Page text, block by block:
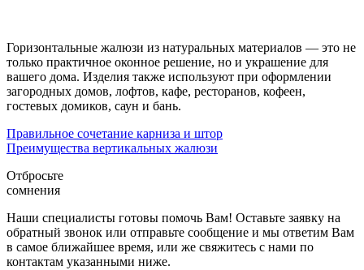
Горизонтальные жалюзи из натуральных материалов — это не
только практичное оконное решение, но и украшение для
вашего дома. Изделия также используют при оформлении
загородных домов, лофтов, кафе, ресторанов, кофеен,
гостевых домиков, саун и бань.
Правильное сочетание карниза и штор
Преимущества вертикальных жалюзи
Отбросьте
сомнения
Наши специалисты готовы помочь Вам! Оставьте заявку на
обратный звонок или отправьте сообщение и мы ответим Вам
в самое ближайшее время, или же свяжитесь с нами по
контактам указанными ниже.